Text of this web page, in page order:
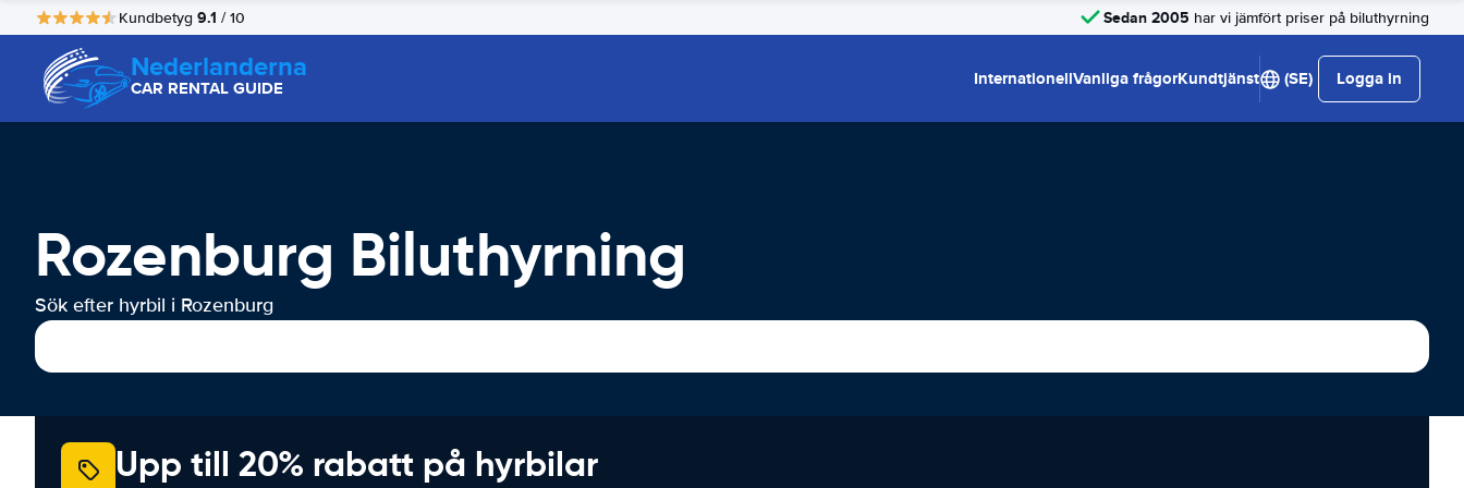
Kundbetyg 9.1 / 10 Sedan 2005 har vi jämfört priser på biluthyrning
Nederlanderna
CAR RENTAL GUIDE InternationellVanliga frågorKundtjänst (SE) Logga in
Rozenburg Biluthyrning
Sök efter hyrbil i Rozenburg
Upp till 20% rabatt på hyrbilar